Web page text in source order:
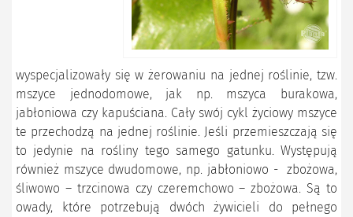
wyspecjalizowały się w żerowaniu na jednej roślinie, tzw.
mszyce jednodomowe, jak np. mszyca burakowa,
jabłoniowa czy kapuściana. Cały swój cykl życiowy mszyce
te przechodzą na jednej roślinie. Jeśli przemieszczają się
to jedynie na rośliny tego samego gatunku. Występują
również mszyce dwudomowe, np. jabłoniowo - zbożowa,
śliwowo – trzcinowa czy czeremchowo – zbożowa. Są to
owady, które potrzebują dwóch żywicieli do pełnego